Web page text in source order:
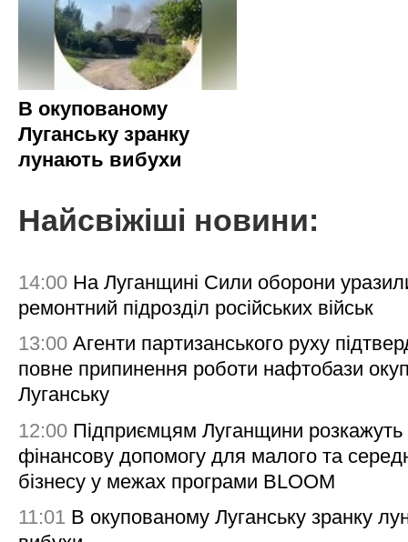
В окупованому
Луганську зранку
лунають вибухи
Найсвіжіші новини:
14:00 На Луганщині Сили оборони
ремонтний підрозділ російських військ
13:00 Агенти партизанського руху
повне припинення роботи нафтобази
Луганську
12:00 Підприємцям Луганщини розкажуть
фінансову допомогу для малого та
бізнесу у межах програми BLOOM
11:01 В окупованому Луганську зранку